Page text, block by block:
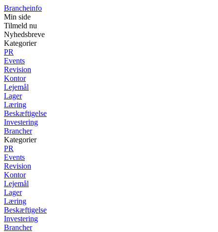
Brancheinfo
Min side
Tilmeld nu
Nyhedsbreve
Kategorier
PR
Events
Revision
Kontor
Lejemål
Lager
Læring
Beskæftigelse
Investering
Brancher
Kategorier
PR
Events
Revision
Kontor
Lejemål
Lager
Læring
Beskæftigelse
Investering
Brancher